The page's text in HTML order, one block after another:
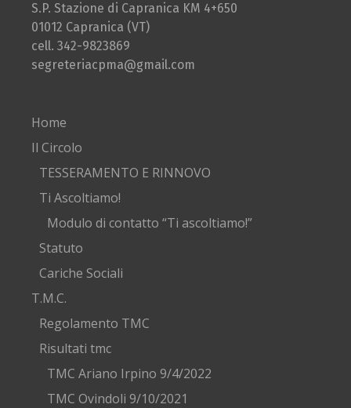
S.P. Stazione di Capranica KM 4+650
01012 Capranica (VT)
cell. 342-9823869
segreteriacpma@gmail.com
Home
Il Circolo
TESSERAMENTO E RINNOVO
Ti Ascoltiamo!
Modulo di contatto “Ti ascoltiamo!”
Statuto
Cariche Sociali
T.M.C.
Regolamento TMC
Risultati tmc
TMC Ariano Irpino 9/4/2022
TMC Ovindoli 9/10/2021